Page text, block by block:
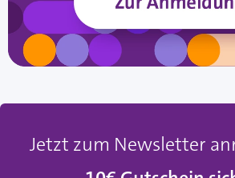
Jetzt zum Newsletter